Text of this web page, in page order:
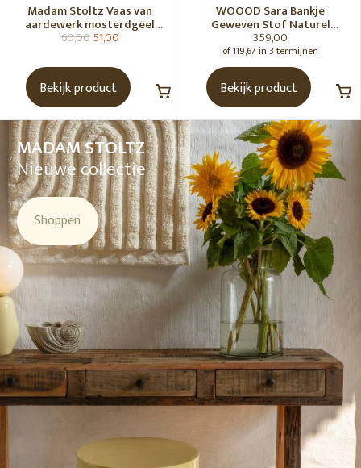
Madam Stoltz Vaas van
aardewerk mosterdgeel
naturel
60,0051,00
Bekijk product
WOOOD Sara Bankje
Geweven Stof Naturel
Melange [Fsc]
359,00
of 119,67 in 3 termijnen
Bekijk product
MADAM STOLTZ
Nieuwe collectie
Shoppen